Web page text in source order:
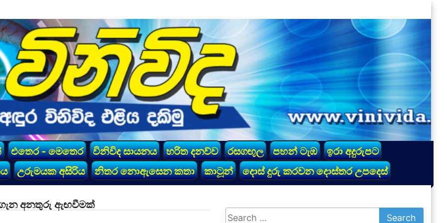
එතෙර - මෙතෙර විනිවිද සායනය හරිත දනව්ව රසගඟුල පහන් ටැඹ
ඉරා අදුරුපට
උරුමයක අසිරිය නිතර නොඇසෙන කතා කාටූන් දොස් දුරු කරවන දොස්තර උපදෙස්
ගැන අනතුරු ඇඟවීමක්